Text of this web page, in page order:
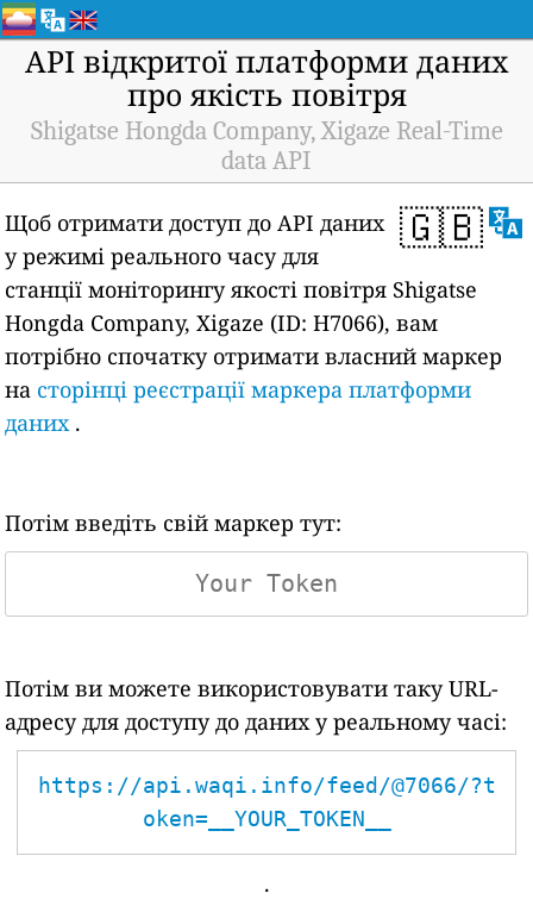
API відкритої платформи даних
про якість повітря
Shigatse Hongda Company, Xigaze Real-Time
data API
🇬🇧
Щоб отримати доступ до API даних
у режимі реального часу для
станції моніторингу якості повітря Shigatse
Hongda Company, Xigaze (ID: H7066), вам
потрібно спочатку отримати власний маркер
на сторінці реєстрації маркера платформи
даних.
Потім введіть свій маркер тут:
Потім ви можете використовувати таку URL-
адресу для доступу до даних у реальному часі:
https://api.waqi.info/feed/@7066/?t
oken=__YOUR_TOKEN__
.